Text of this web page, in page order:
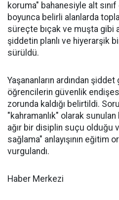
koruma" bahanesiyle alt
boyunca belirli alanlarda
süreçte bıçak ve muşta gibi
şiddetin planlı ve hiyerarşik
sürüldü.
Yaşananların ardından
öğrencilerin güvenlik
zorunda kaldığı belirtildi.
"kahramanlık" olarak
ağır bir disiplin suçu olduğu
sağlama" anlayışının eğitim
vurgulandı.
Haber Merkezi